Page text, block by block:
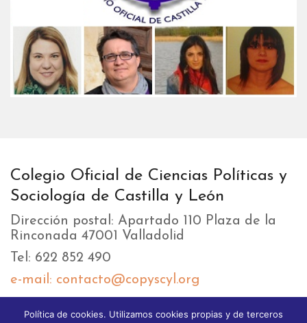
Colegio Oficial de Ciencias Políticas y
Sociología de Castilla y León
Dirección postal: Apartado 110 Plaza de la
Rinconada 47001 Valladolid
Tel: 622 852 490
e-mail: contacto@copyscyl.org
LIKEBOX
Política de cookies. Utilizamos cookies propias y de terceros